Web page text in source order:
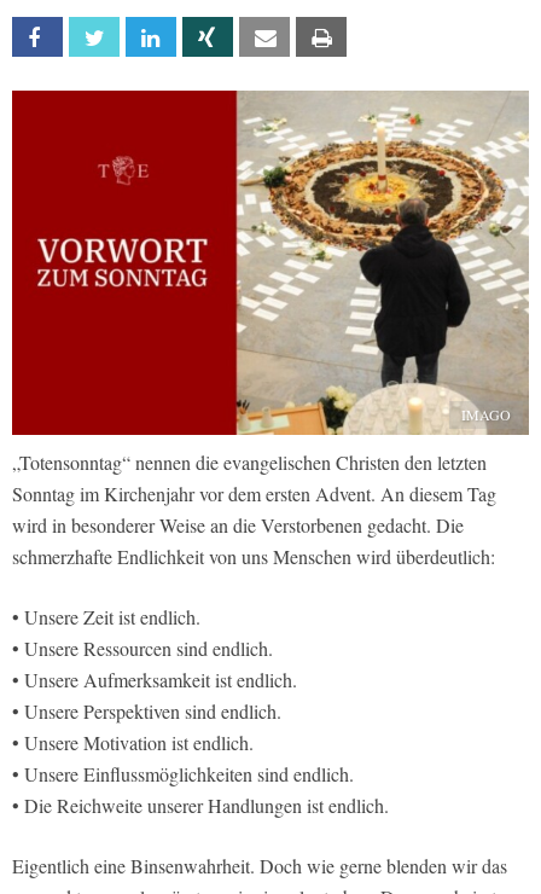
Facebook Twitter Linkedin Xing Email
IMAGO
„Totensonntag“ nennen die evangelischen Christen den letzten
Sonntag im Kirchenjahr vor dem ersten Advent. An diesem Tag
wird in besonderer Weise an die Verstorbenen gedacht. Die
schmerzhafte Endlichkeit von uns Menschen wird überdeutlich:
• Unsere Zeit ist endlich.
• Unsere Ressourcen sind endlich.
• Unsere Aufmerksamkeit ist endlich.
• Unsere Perspektiven sind endlich.
• Unsere Motivation ist endlich.
• Unsere Einflussmöglichkeiten sind endlich.
• Die Reichweite unserer Handlungen ist endlich.
Eigentlich eine Binsenwahrheit. Doch wie gerne blenden wir das